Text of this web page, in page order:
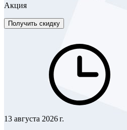
Акция
Получить скидку
13 августа 2026 г.